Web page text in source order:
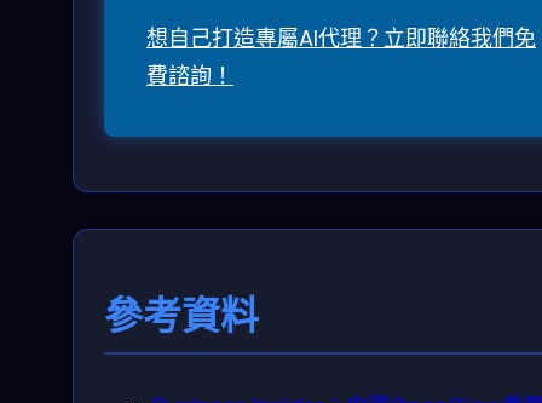
想自己打造專屬AI代理？立即聯絡我們免
費諮詢！
參考資料